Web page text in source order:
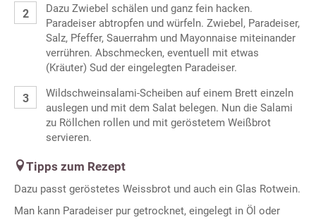
Dazu Zwiebel schälen und ganz fein hacken.
Paradeiser abtropfen und würfeln. Zwiebel, Paradeiser,
Salz, Pfeffer, Sauerrahm und Mayonnaise miteinander
verrühren. Abschmecken, eventuell mit etwas
(Kräuter) Sud der eingelegten Paradeiser.
Wildschweinsalami-Scheiben auf einem Brett einzeln
auslegen und mit dem Salat belegen. Nun die Salami
zu Röllchen rollen und mit geröstetem Weißbrot
servieren.
Tipps zum Rezept
Dazu passt geröstetes Weissbrot und auch ein Glas Rotwein.
Man kann Paradeiser pur getrocknet, eingelegt in Öl oder